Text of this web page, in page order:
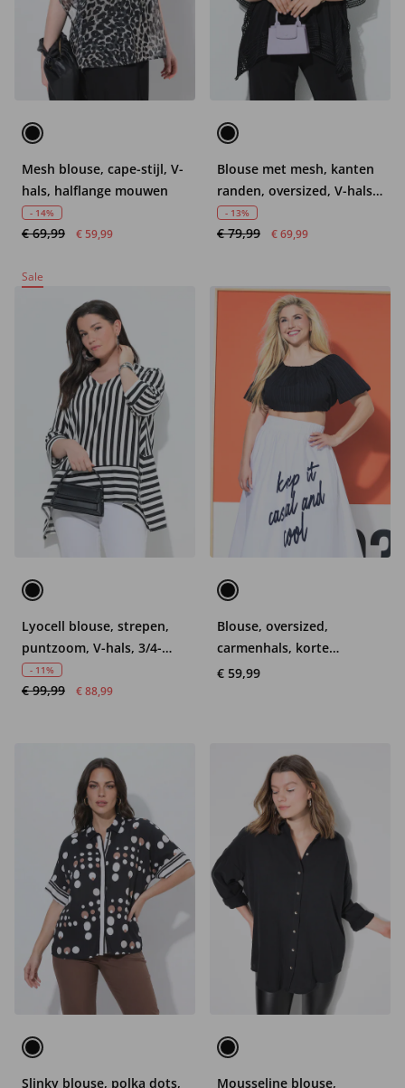
Mesh blouse, cape-stijl, V-
hals, halflange mouwen
- 14%
€ 69,99 € 59,99
Blouse met mesh, kanten
randen, oversized, V-hals,
3/4-mouwen
- 13%
€ 79,99 € 69,99
Sale
Lyocell blouse, strepen,
puntzoom, V-hals, 3/4-
mouwen
- 11%
€ 99,99 € 88,99
Blouse, oversized,
carmenhals, korte
mouwen, voering
€ 59,99
Slinky blouse, polka dots, Mousseline blouse,